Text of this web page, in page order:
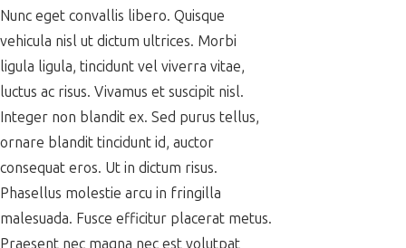
Nunc eget convallis libero. Quisque
vehicula nisl ut dictum ultrices. Morbi
ligula ligula, tincidunt vel viverra vitae,
luctus ac risus. Vivamus et suscipit nisl.
Integer non blandit ex. Sed purus tellus,
ornare blandit tincidunt id, auctor
consequat eros. Ut in dictum risus.
Phasellus molestie arcu in fringilla
malesuada. Fusce efficitur placerat metus.
Praesent nec magna nec est volutpat